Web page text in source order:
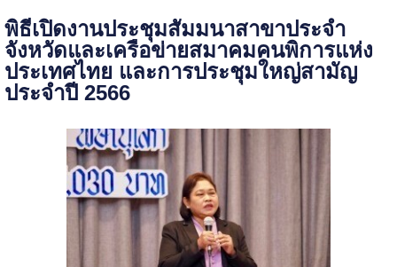
พิธีเปิดงานประชุมสัมมนาสาขาประจำ
จังหวัดและเครือข่ายสมาคมคนพิการแห่ง
ประเทศไทย และการประชุมใหญ่สามัญ
ประจำปี 2566